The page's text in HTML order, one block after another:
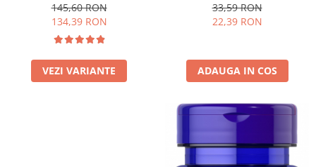
145,60 RON
134,39 RON
VEZI VARIANTE
33,59 RON
22,39 RON
ADAUGA IN COS